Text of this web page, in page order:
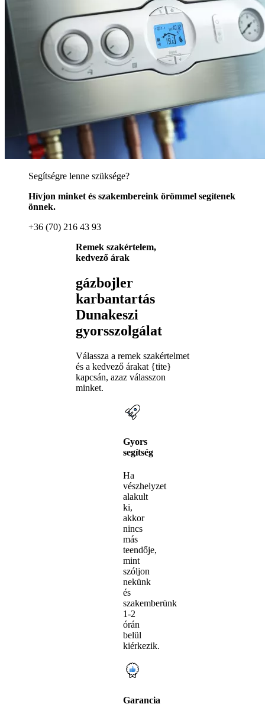
Segítségre lenne szüksége?
Hívjon minket és szakembereink örömmel segítenek
önnek.
+36 (70) 216 43 93
Remek szakértelem,
kedvező árak
gázbojler
karbantartás
Dunakeszi
gyorsszolgálat
Válassza a remek szakértelmet
és a kedvező árakat {tite}
kapcsán, azaz válasszon
minket.
Gyors
segítség
Ha
vészhelyzet
alakult
ki,
akkor
nincs
más
teendője,
mint
szóljon
nekünk
és
szakemberünk
1-2
órán
belül
kiérkezik.
Garancia